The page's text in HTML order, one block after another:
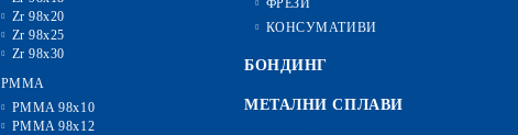
Zr 98x20
Zr 98x25
Zr 98x30
PMMA
PMMA 98x10
PMMA 98x12
ФРЕЗИ
КОНСУМАТИВИ
БОНДИНГ
МЕТАЛНИ СПЛАВИ